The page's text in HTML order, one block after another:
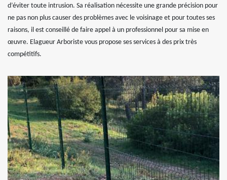
d’éviter toute intrusion. Sa réalisation nécessite une grande précision pour
ne pas non plus causer des problèmes avec le voisinage et pour toutes ses
raisons, il est conseillé de faire appel à un professionnel pour sa mise en
œuvre. Elagueur Arboriste vous propose ses services à des prix très
compétitifs.